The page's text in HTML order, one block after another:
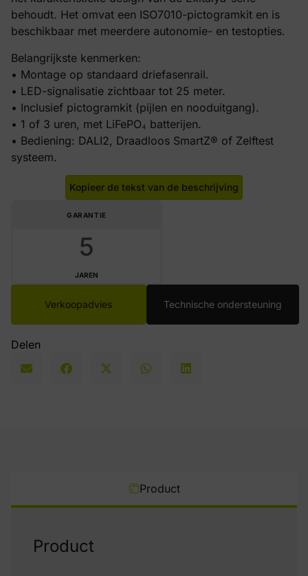
behoudt. Het omvat een ISO7010-pictogramkit en is
beschikbaar met meerdere autonomie- en testopties.
Belangrijkste kenmerken:
• Montage op standaard driefasenrail.
• LED-signalisatie zichtbaar tot 25 meter.
• Inclusief pictogramkit (pijlen en nooduitgang).
• 1 of 3 uren, met LiFePO₄ batterijen.
• Bediening: DALI2, Draadloos SmartZ® of Zelftest
systeem.
Kopieer de tekst van de beschrijving
GARANTIE
5
JAREN
Verkoopadvies Technische ondersteuning
Delen
Product
Product